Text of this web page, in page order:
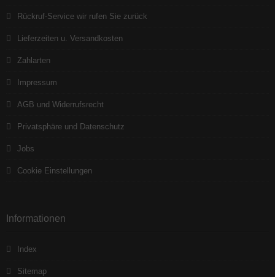
Rückruf-Service wir rufen Sie zurück
Lieferzeiten u. Versandkosten
Zahlarten
Impressum
AGB und Widerrufsrecht
Privatsphäre und Datenschutz
Jobs
Cookie Einstellungen
Informationen
Index
Sitemap